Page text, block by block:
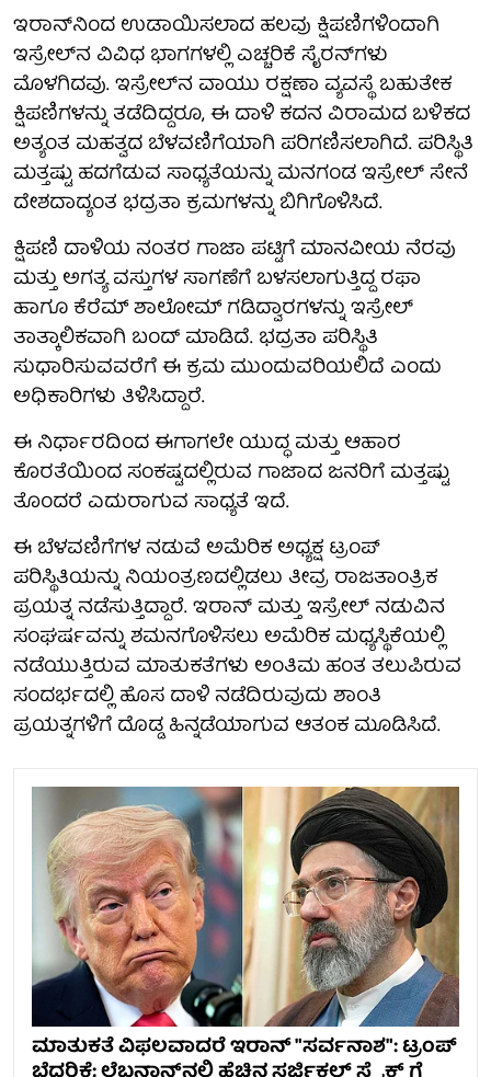
ಇರಾನ್‌ನಿಂದ ಉಡಾಯಿಸಲಾದ ಹಲವು ಕ್ಷಿಪಣಿಗಳಿಂದಾಗಿ
ಇಸ್ರೇಲ್‌ನ ವಿವಿಧ ಭಾಗಗಳಲ್ಲಿ ಎಚ್ಚರಿಕೆ ಸೈರನ್‌ಗಳು
ಮೊಳಗಿದವು. ಇಸ್ರೇಲ್‌ನ ವಾಯು ರಕ್ಷಣಾ ವ್ಯವಸ್ಥೆ ಬಹುತೇಕ
ಕ್ಷಿಪಣಿಗಳನ್ನು ತಡೆದಿದ್ದರೂ, ಈ ದಾಳಿ ಕದನ ವಿರಾಮದ ಬಳಿಕದ
ಅತ್ಯಂತ ಮಹತ್ವದ ಬೆಳವಣಿಗೆಯಾಗಿ ಪರಿಗಣಿಸಲಾಗಿದೆ. ಪರಿಸ್ಥಿತಿ
ಮತ್ತಷ್ಟು ಹದಗೆಡುವ ಸಾಧ್ಯತೆಯನ್ನು ಮನಗಂಡ ಇಸ್ರೇಲ್ ಸೇನೆ
ದೇಶದಾದ್ಯಂತ ಭದ್ರತಾ ಕ್ರಮಗಳನ್ನು ಬಿಗಿಗೊಳಿಸಿದೆ.
ಕ್ಷಿಪಣಿ ದಾಳಿಯ ನಂತರ ಗಾಜಾ ಪಟ್ಟಿಗೆ ಮಾನವೀಯ ನೆರವು
ಮತ್ತು ಅಗತ್ಯ ವಸ್ತುಗಳ ಸಾಗಣೆಗೆ ಬಳಸಲಾಗುತ್ತಿದ್ದ ರಫಾ
ಹಾಗೂ ಕೆರೆಮ್ ಶಾಲೋಮ್ ಗಡಿದ್ವಾರಗಳನ್ನು ಇಸ್ರೇಲ್
ತಾತ್ಕಾಲಿಕವಾಗಿ ಬಂದ್ ಮಾಡಿದೆ. ಭದ್ರತಾ ಪರಿಸ್ಥಿತಿ
ಸುಧಾರಿಸುವವರೆಗೆ ಈ ಕ್ರಮ ಮುಂದುವರಿಯಲಿದೆ ಎಂದು
ಅಧಿಕಾರಿಗಳು ತಿಳಿಸಿದ್ದಾರೆ.
ಈ ನಿರ್ಧಾರದಿಂದ ಈಗಾಗಲೇ ಯುದ್ಧ ಮತ್ತು ಆಹಾರ
ಕೊರತೆಯಿಂದ ಸಂಕಷ್ಟದಲ್ಲಿರುವ ಗಾಜಾದ ಜನರಿಗೆ ಮತ್ತಷ್ಟು
ತೊಂದರೆ ಎದುರಾಗುವ ಸಾಧ್ಯತೆ ಇದೆ.
ಈ ಬೆಳವಣಿಗೆಗಳ ನಡುವೆ ಅಮೆರಿಕ ಅಧ್ಯಕ್ಷ ಟ್ರಂಪ್
ಪರಿಸ್ಥಿತಿಯನ್ನು ನಿಯಂತ್ರಣದಲ್ಲಿಡಲು ತೀವ್ರ ರಾಜತಾಂತ್ರಿಕ
ಪ್ರಯತ್ನ ನಡೆಸುತ್ತಿದ್ದಾರೆ. ಇರಾನ್ ಮತ್ತು ಇಸ್ರೇಲ್ ನಡುವಿನ
ಸಂಘರ್ಷವನ್ನು ಶಮನಗೊಳಿಸಲು ಅಮೆರಿಕ ಮಧ್ಯಸ್ಥಿಕೆಯಲ್ಲಿ
ನಡೆಯುತ್ತಿರುವ ಮಾತುಕತೆಗಳು ಅಂತಿಮ ಹಂತ ತಲುಪಿರುವ
ಸಂದರ್ಭದಲ್ಲಿ ಹೊಸ ದಾಳಿ ನಡೆದಿರುವುದು ಶಾಂತಿ
ಪ್ರಯತ್ನಗಳಿಗೆ ದೊಡ್ಡ ಹಿನ್ನಡೆಯಾಗುವ ಆತಂಕ ಮೂಡಿಸಿದೆ.
ಮಾತುಕತೆ ವಿಫಲವಾದರೆ ಇರಾನ್ "ಸರ್ವನಾಶ": ಟ್ರಂಪ್